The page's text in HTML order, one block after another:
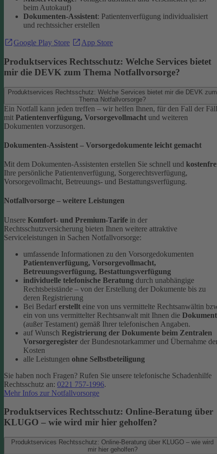
beim Autokauf)
Dokumenten-Assistent: Patientenverfügung individualisiert
und rechtssicher erstellen
Google Play Store App Store
Produktservices Rechtsschutz: Welche Services bietet
mir die DEVK zum Thema Notfallvorsorge?
Produktservices Rechtsschutz: Welche Services bietet mir die DEVK zum
Thema Notfallvorsorge?
Ein Notfall kann jeden treffen – wir helfen Ihnen, für den Fall der
mit Patientenverfügung, Vorsorgevollmacht und weiteren
Dokumenten vorzusorgen.
Dokumenten-Assistent – Vorsorgedokumente leicht gemacht
Mit dem Dokumenten-Assistenten erstellen Sie schnell und
Ihre persönliche Patientenverfügung, Sorgerechtsverfügung,
Vorsorgevollmacht, Betreuungs- und Bestattungsverfügung.
Notfallvorsorge – weitere Leistungen
Unsere Komfort- und Premium-Tarife in der
Rechtsschutzversicherung bieten Ihnen weitere attraktive
Serviceleistungen in Sachen Notfallvorsorge:
umfassende Informationen zu den Vorsorgedokumenten
Patientenverfügung, Vorsorgevollmacht,
Betreuungsverfügung, Bestattungsverfügung
individuelle telefonische Beratung durch unabhängige
Rechtsbeistände – von der Erstellung der Dokumente bis zu
deren Registrierung
Bei Bedarf erstellt eine von uns vermittelte Rechtsanwältin
ein von uns vermittelter Rechtsanwalt mit Ihnen die
(außer Testament) gemäß Ihrer telefonischen Angaben.
auf Wunsch Registrierung der Dokumente beim Zentralen
Vorsorgeregister der Bundesnotarkammer und Übernahme
Kosten
alle Leistungen ohne Selbstbeteiligung
Sie haben noch Fragen? Rufen Sie unsere telefonische Schadenhilfe
Rechtsschutz an: 0221 757-1996.
Mehr Infos zur Notfallvorsorge
Produktservices Rechtsschutz: Online-Beratung über
KLUGO – wie wird mir hier geholfen?
Produktservices Rechtsschutz: Online-Beratung über KLUGO – wie wird
mir hier geholfen?